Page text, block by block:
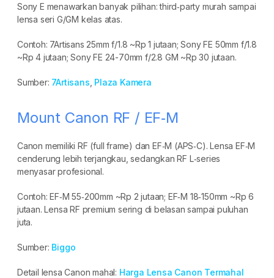
Sony E menawarkan banyak pilihan: third‑party murah sampai
lensa seri G/GM kelas atas.
Contoh: 7Artisans 25mm f/1.8 ~Rp 1 jutaan; Sony FE 50mm f/1.8
~Rp 4 jutaan; Sony FE 24-70mm f/2.8 GM ~Rp 30 jutaan.
Sumber: 7Artisans Plaza Kamera
Mount Canon RF / EF‑M
Canon memiliki RF (full frame) dan EF‑M (APS‑C). Lensa EF‑M
cenderung lebih terjangkau, sedangkan RF L‑series
menyasar profesional.
Contoh: EF‑M 55‑200mm ~Rp 2 jutaan; EF‑M 18‑150mm ~Rp 6
jutaan. Lensa RF premium sering di belasan sampai puluhan
juta.
Sumber: Biggo
Detail lensa Canon mahal: Harga Lensa Canon Termahal